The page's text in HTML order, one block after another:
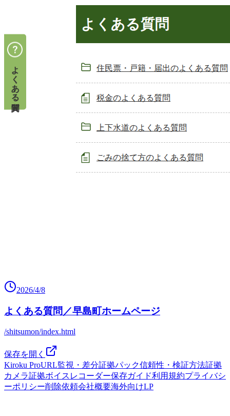
2026/4/8
よくある質問／早島町ホームページ
/shitsumon/index.html
保存を開く
Kiroku ProURL監視・差分証拠パック信頼性・検証方法証拠
カメラ証拠ボイスレコーダー保存ガイド利用規約プライバシ
ーポリシー削除依頼会社概要海外向けLP